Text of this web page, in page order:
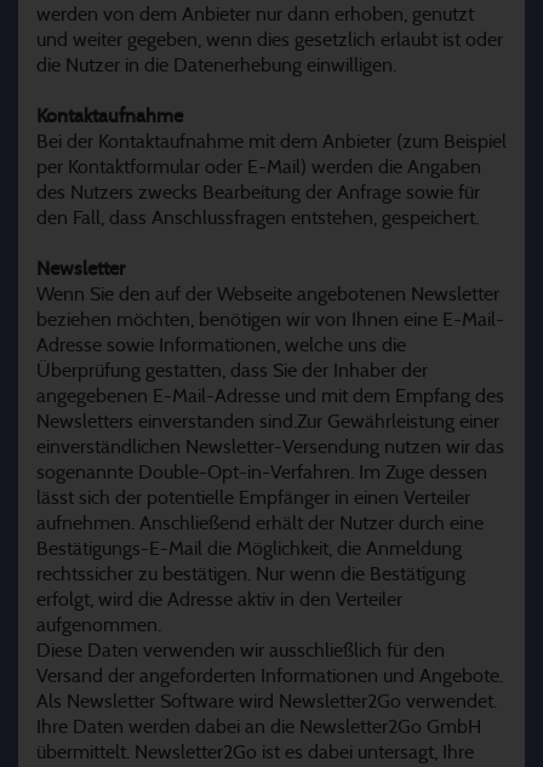
werden von dem Anbieter nur dann erhoben, genutzt
und weiter gegeben, wenn dies gesetzlich erlaubt ist oder
die Nutzer in die Datenerhebung einwilligen.
Kontaktaufnahme
Bei der Kontaktaufnahme mit dem Anbieter (zum Beispiel
per Kontaktformular oder E-Mail) werden die Angaben
des Nutzers zwecks Bearbeitung der Anfrage sowie für
den Fall, dass Anschlussfragen entstehen, gespeichert.
Newsletter
Wenn Sie den auf der Webseite angebotenen Newsletter
beziehen möchten, benötigen wir von Ihnen eine E-Mail-
Adresse sowie Informationen, welche uns die
Überprüfung gestatten, dass Sie der Inhaber der
angegebenen E-Mail-Adresse und mit dem Empfang des
Newsletters einverstanden sind.Zur Gewährleistung einer
einverständlichen Newsletter-Versendung nutzen wir das
sogenannte Double-Opt-in-Verfahren. Im Zuge dessen
lässt sich der potentielle Empfänger in einen Verteiler
aufnehmen. Anschließend erhält der Nutzer durch eine
Bestätigungs-E-Mail die Möglichkeit, die Anmeldung
rechtssicher zu bestätigen. Nur wenn die Bestätigung
erfolgt, wird die Adresse aktiv in den Verteiler
aufgenommen.
Diese Daten verwenden wir ausschließlich für den
Versand der angeforderten Informationen und Angebote.
Als Newsletter Software wird Newsletter2Go verwendet.
Ihre Daten werden dabei an die Newsletter2Go GmbH
übermittelt. Newsletter2Go ist es dabei untersagt, Ihre